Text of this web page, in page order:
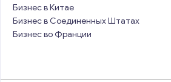
Бизнес в Китае
Бизнес в Соединенных Штатах
Бизнес во Франции